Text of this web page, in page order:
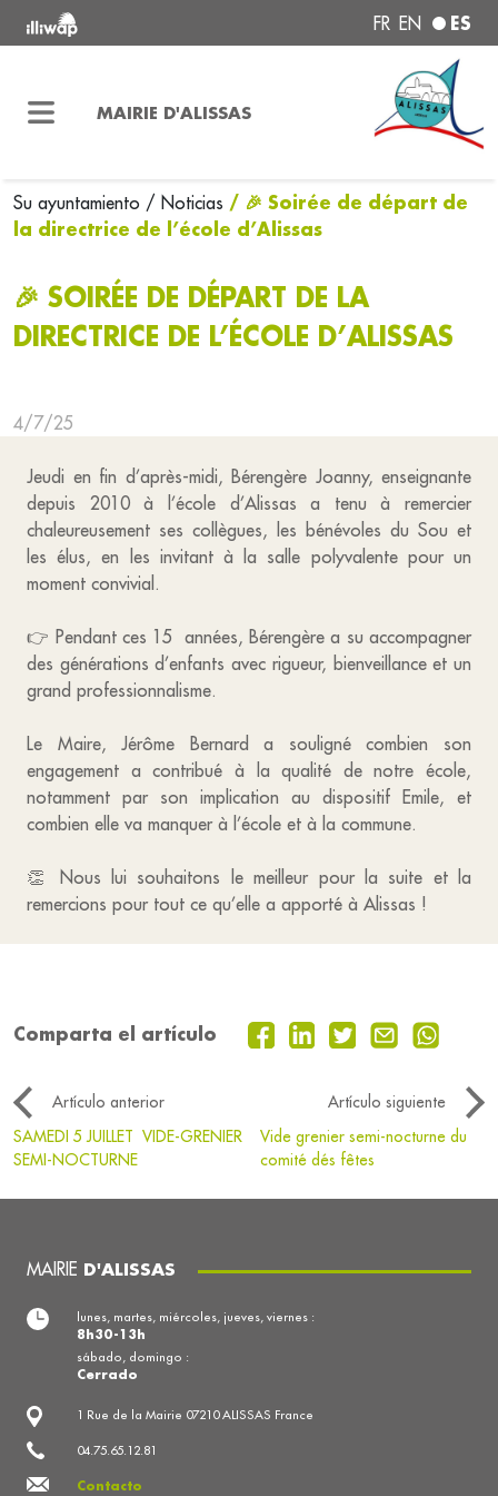
FR EN ES
MAIRIE D'ALISSAS
Su ayuntamiento / Noticias / 🎉 Soirée de départ de
la directrice de l’école d’Alissas
🎉 SOIRÉE DE DÉPART DE LA
DIRECTRICE DE L’ÉCOLE D’ALISSAS
4/7/25
Jeudi en fin d’après-midi, Bérengère Joanny, enseignante
depuis 2010 à l’école d’Alissas a tenu à remercier
chaleureusement ses collègues, les bénévoles du Sou et
les élus, en les invitant à la salle polyvalente pour un
moment convivial.
👉 Pendant ces 15 années, Bérengère a su accompagner
des générations d’enfants avec rigueur, bienveillance et un
grand professionnalisme.
Le Maire, Jérôme Bernard a souligné combien son
engagement a contribué à la qualité de notre école,
notamment par son implication au dispositif Emile, et
combien elle va manquer à l’école et à la commune.
👏 Nous lui souhaitons le meilleur pour la suite et la
remercions pour tout ce qu’elle a apporté à Alissas !
Comparta el artículo
Artículo anterior
Artículo siguiente
SAMEDI 5 JUILLET VIDE-GRENIER
SEMI-NOCTURNE
Vide grenier semi-nocturne du
comité dés fêtes
MAIRIE D'ALISSAS
1 Rue de la Mairie 07210 ALISSAS France
04.75.65.12.81
Contacto
lunes, martes, miércoles, jueves, viernes :
8h30-13h
sábado, domingo :
Cerrado